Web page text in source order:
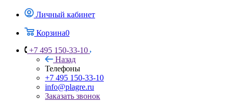
Личный кабинет
Корзина0
+7 495 150-33-10
Назад
Телефоны
+7 495 150-33-10
info@plagre.ru
Заказать звонок